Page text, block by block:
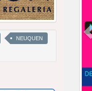
NEUQUEN